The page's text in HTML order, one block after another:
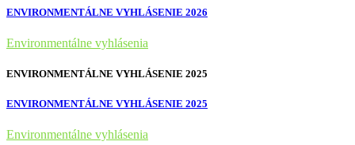
ENVIRONMENTÁLNE VYHLÁSENIE 2026
Environmentálne vyhlásenia
ENVIRONMENTÁLNE VYHLÁSENIE 2025
ENVIRONMENTÁLNE VYHLÁSENIE 2025
Environmentálne vyhlásenia